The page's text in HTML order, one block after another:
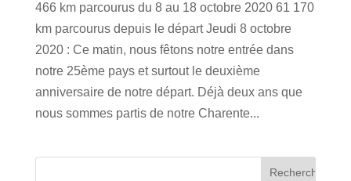
466 km parcourus du 8 au 18 octobre 2020 61 170
km parcourus depuis le départ Jeudi 8 octobre
2020 : Ce matin, nous fêtons notre entrée dans
notre 25ème pays et surtout le deuxième
anniversaire de notre départ. Déjà deux ans que
nous sommes partis de notre Charente...